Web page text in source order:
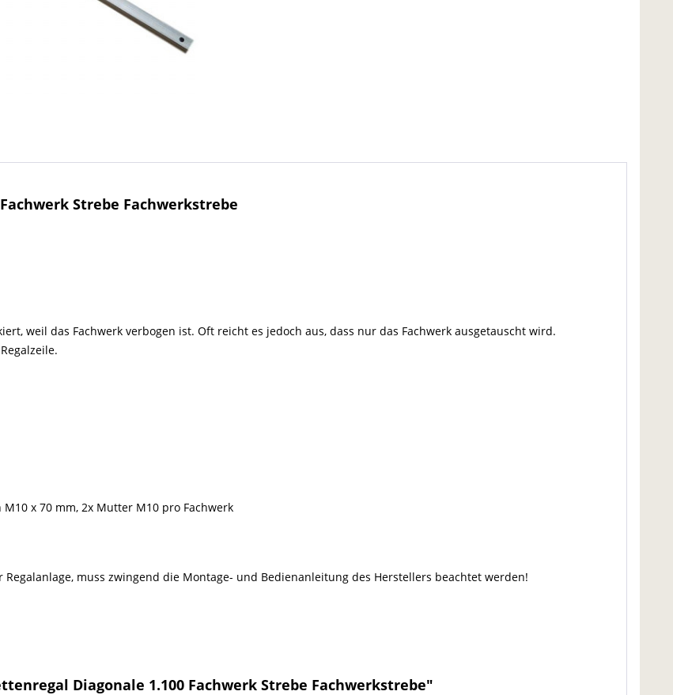
Strebe Fachwerkstrebe
weil das Fachwerk verbogen ist. Oft reicht es jedoch aus, dass nur das Fachwerk ausgetauscht wird.
M10 x 70 mm, 2x Mutter M10 pro Fachwerk
muss zwingend die Montage- und Bedienanleitung des Herstellers beachtet werden!
Diagonale 1.100 Fachwerk Strebe Fachwerkstrebe"